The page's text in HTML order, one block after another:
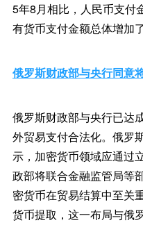
5年8月相比，人民币支付
有货币支付金额总体增加
俄罗斯财政部与央行同意
俄罗斯财政部与央行已达
外贸易支付合法化。俄罗
示，加密货币领域应通过
政部将联合金融监管局等
密货币在贸易结算中至关
货币提取，这一布局与俄